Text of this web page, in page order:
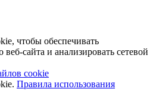
чтобы обеспечивать
сайта и анализировать сетевой
cookie
Правила использования